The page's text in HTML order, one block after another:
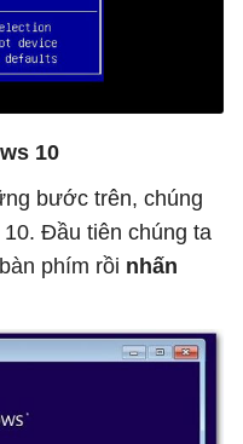
10
bước trên, chúng
Đầu tiên chúng ta
phím rồi nhấn